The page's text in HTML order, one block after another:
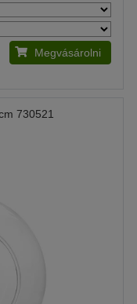
Megvásárolni
730521